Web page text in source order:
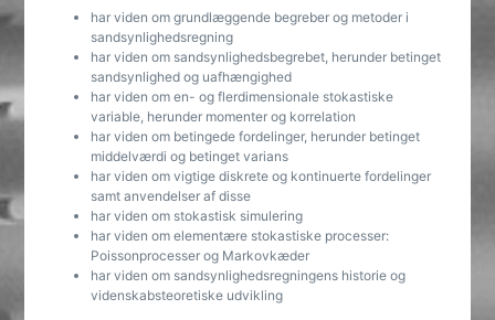
har viden om grundlæggende begreber og metoder i
sandsynlighedsregning
har viden om sandsynlighedsbegrebet, herunder betinget
sandsynlighed og uafhængighed
har viden om en- og flerdimensionale stokastiske
variable, herunder momenter og korrelation
har viden om betingede fordelinger, herunder betinget
middelværdi og betinget varians
har viden om vigtige diskrete og kontinuerte fordelinger
samt anvendelser af disse
har viden om stokastisk simulering
har viden om elementære stokastiske processer:
Poissonprocesser og Markovkæder
har viden om sandsynlighedsregningens historie og
videnskabsteoretiske udvikling